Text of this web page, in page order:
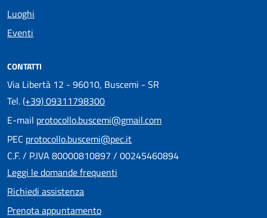
Luoghi
Eventi
CONTATTI
Via Libertà 12 - 96010, Buscemi - SR
Tel.(+39) 09311798300
E-mail protocollo.buscemi@gmail.com
PEC protocollo.buscemi@pec.it
C.F. / P.IVA 80000810897 / 00245460894
Leggi le domande frequenti
Richiedi assistenza
Prenota appuntamento